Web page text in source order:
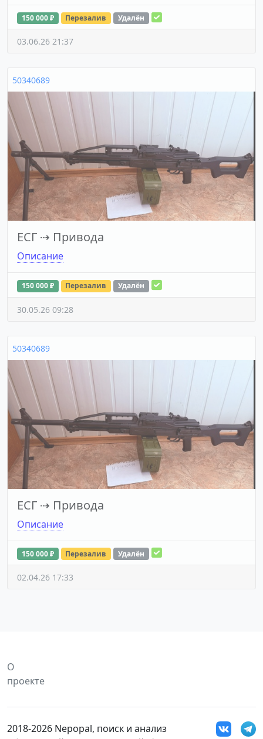
150 000 ₽ Перезалив Удалён
03.06.26 21:37
50340689
ЕСГ ⇢ Привода
Описание
150 000 ₽ Перезалив Удалён
30.05.26 09:28
50340689
ЕСГ ⇢ Привода
Описание
150 000 ₽ Перезалив Удалён
02.04.26 17:33
О
проекте
2018-2026 Nepopal, поиск и анализ